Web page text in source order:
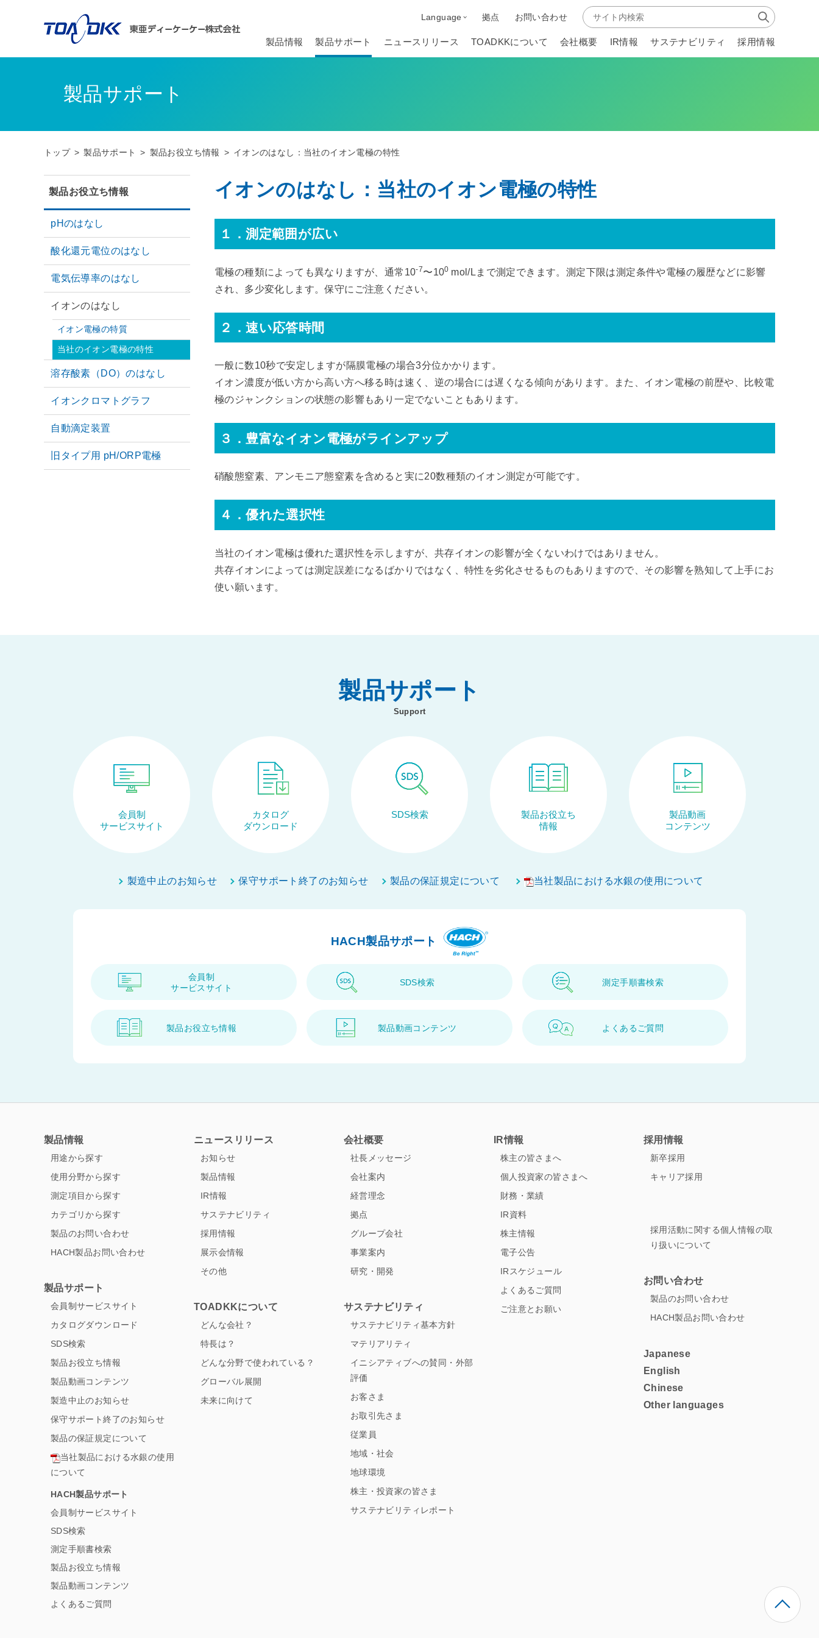
Language 拠点 お問い合わせ
製品情報 製品サポート ニュースリリース TOADKKについて 会社概要 IR情報 サステナビリティ 採用情報
製品サポート
トップ 製品サポート 製品お役立ち情報 イオンのはなし：当社のイオン電極の特性
製品お役立ち情報
pHのはなし
酸化還元電位のはなし
電気伝導率のはなし
イオンのはなし
イオン電極の特質
当社のイオン電極の特性
溶存酸素（DO）のはなし
イオンクロマトグラフ
自動滴定装置
旧タイプ用 pH/ORP電極
イオンのはなし：当社のイオン電極の特性
１．測定範囲が広い
電極の種類によっても異なりますが、通常10-7〜100 mol/Lまで測定できます。測定下限は測定条件や電極の履歴などに影響
され、多少変化します。保守にご注意ください。
２．速い応答時間
一般に数10秒で安定しますが隔膜電極の場合3分位かかります。
イオン濃度が低い方から高い方へ移る時は速く、逆の場合には遅くなる傾向があります。また、イオン電極の前歴や、比較電
極のジャンクションの状態の影響もあり一定でないこともあります。
３．豊富なイオン電極がラインアップ
硝酸態窒素、アンモニア態窒素を含めると実に20数種類のイオン測定が可能です。
４．優れた選択性
当社のイオン電極は優れた選択性を示しますが、共存イオンの影響が全くないわけではありません。
共存イオンによっては測定誤差になるばかりではなく、特性を劣化させるものもありますので、その影響を熟知して上手にお
使い願います。
製品サポート
Support
会員制
サービスサイト
カタログ
ダウンロード
SDS検索
製品お役立ち
情報
製品動画
コンテンツ
製造中止のお知らせ 保守サポート終了のお知らせ 製品の保証規定について 当社製品における水銀の使用について
HACH製品サポート
会員制
サービスサイト
SDS検索 測定手順書検索
製品お役立ち情報 製品動画コンテンツ よくあるご質問
製品情報
用途から探す
使用分野から探す
測定項目から探す
カテゴリから探す
製品のお問い合わせ
HACH製品お問い合わせ
製品サポート
会員制サービスサイト
カタログダウンロード
SDS検索
製品お役立ち情報
製品動画コンテンツ
製造中止のお知らせ
保守サポート終了のお知らせ
製品の保証規定について
当社製品における水銀の使用
について
HACH製品サポート
会員制サービスサイト
SDS検索
測定手順書検索
製品お役立ち情報
製品動画コンテンツ
よくあるご質問
ニュースリリース
お知らせ
製品情報
IR情報
サステナビリティ
採用情報
展示会情報
その他
TOADKKについて
どんな会社？
特長は？
どんな分野で使われている？
グローバル展開
未来に向けて
会社概要
社長メッセージ
会社案内
経営理念
拠点
グループ会社
事業案内
研究・開発
サステナビリティ
サステナビリティ基本方針
マテリアリティ
イニシアティブへの賛同・外部
評価
お客さま
お取引先さま
従業員
地域・社会
地球環境
株主・投資家の皆さま
サステナビリティレポート
IR情報
株主の皆さまへ
個人投資家の皆さまへ
財務・業績
IR資料
株主情報
電子公告
IRスケジュール
よくあるご質問
ご注意とお願い
採用情報
新卒採用
キャリア採用
採用活動に関する個人情報の取
り扱いについて
お問い合わせ
製品のお問い合わせ
HACH製品お問い合わせ
Japanese
English
Chinese
Other languages